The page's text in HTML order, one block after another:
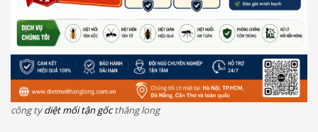
công tydiệt mối tận gốcthăng long